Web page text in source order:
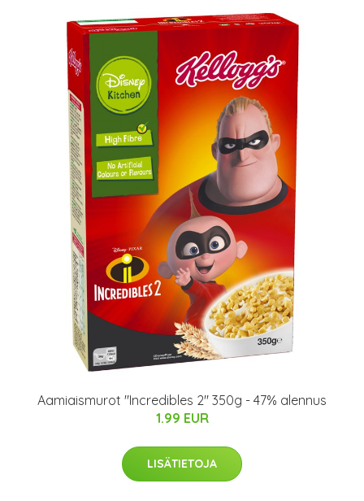
Aamiaismurot "Incredibles 2" 350g - 47% alennus
1.99 EUR
LISÄTIETOJA